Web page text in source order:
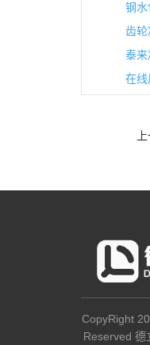
钢水
齿轮
泰来
在线
CopyRight
Reserved 德